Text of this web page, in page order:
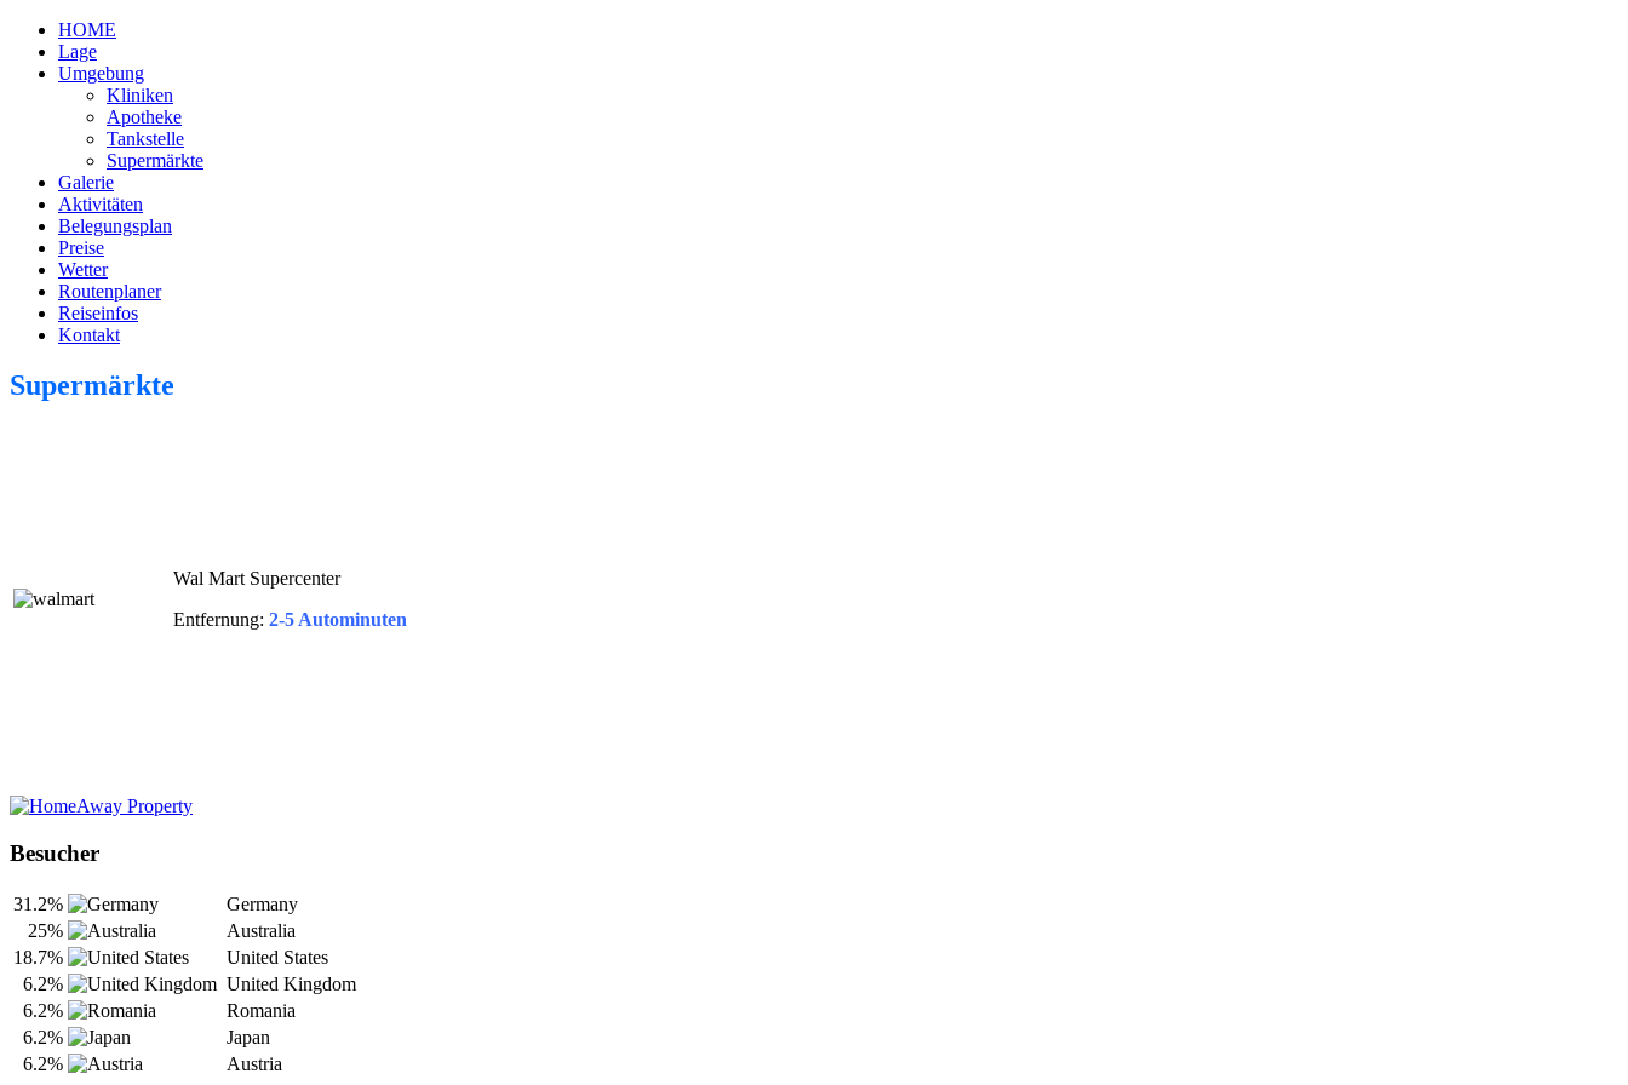
HOME
Lage
Umgebung
Kliniken
Apotheke
Tankstelle
Supermärkte
Galerie
Aktivitäten
Belegungsplan
Preise
Wetter
Routenplaner
Reiseinfos
Kontakt
Supermärkte
Wal Mart Supercenter
Entfernung: 2-5 Autominuten
Besucher
31.2%
Germany
25%
Australia
18.7%
United States
6.2%
United Kingdom
6.2%
Romania
6.2%
Japan
6.2%
Austria